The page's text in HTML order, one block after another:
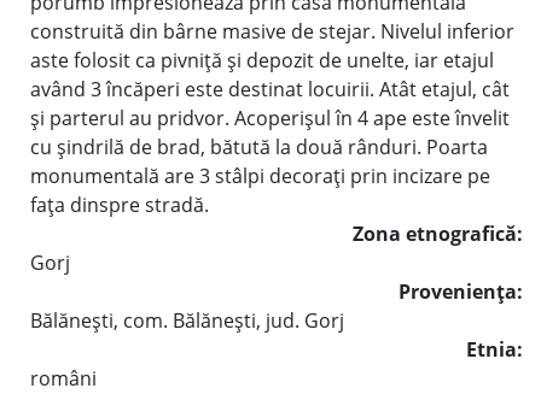
construită din bârne masive de stejar. Nivelul inferior
aste folosit ca pivniţă şi depozit de unelte, iar etajul
având 3 încăperi este destinat locuirii. Atât etajul, cât
şi parterul au pridvor. Acoperişul în 4 ape este învelit
cu şindrilă de brad, bătută la două rânduri. Poarta
monumentală are 3 stâlpi decoraţi prin incizare pe
faţa dinspre stradă.
Zona etnografică:
Gorj
Provenienţa:
Bălăneşti, com. Bălăneşti, jud. Gorj
Etnia:
români